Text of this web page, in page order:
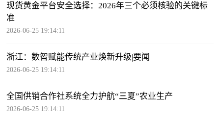
现货黄金平台安全选择：2026年三个必须核验的关键标
准
2026-06-25 19:14:11
浙江：数智赋能传统产业焕新升级|要闻
2026-06-25 19:14:11
全国供销合作社系统全力护航“三夏”农业生产
2026-06-25 19:14:11